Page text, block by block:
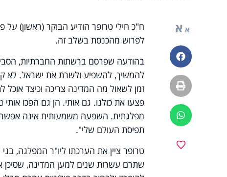
א א
פייסבוק
הדפסה
ווטסאפ
ח"כ חילי טרופר הודיע הבוקר (ראשון) על
לפרוש מהכנסת בשלב זה.
בהודעה שפרסם ברשתות החברתיות,
להמשיך, להשפיע ולשרת את ישראל. לא
זמן לשאול מה המדינה צריכה וכיצד
פצעו את כולנו. גם אותי. הן גם הפכו
מפלגתית. השפעה משמעותית אינה
תפיסת העולם שלי".
טרופר ציין את הערכתו ליו"ר המפלגה,
שתרם עשרות שנים למען המדינה, שסיכן